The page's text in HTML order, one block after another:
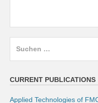
CURRENT PUBLICATIONS
Applied Technologies of